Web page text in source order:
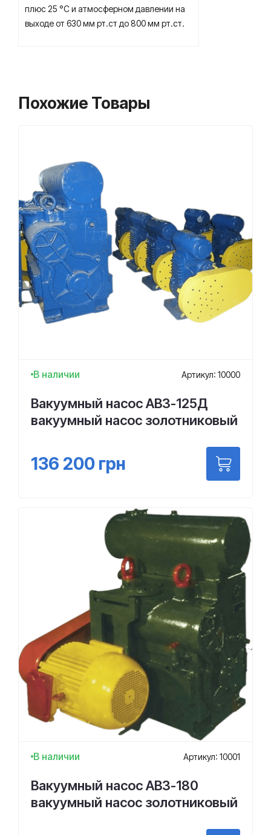
плюс 25 °C и атмосферном давлении на
выходе от 630 мм рт.ст до 800 мм рт.ст.
Похожие Товары
В наличии Артикул: 10000
Вакуумный насос АВЗ-125Д
вакуумный насос золотниковый
136 200 грн
В наличии Артикул: 10001
Вакуумный насос АВЗ-180
вакуумный насос золотниковый